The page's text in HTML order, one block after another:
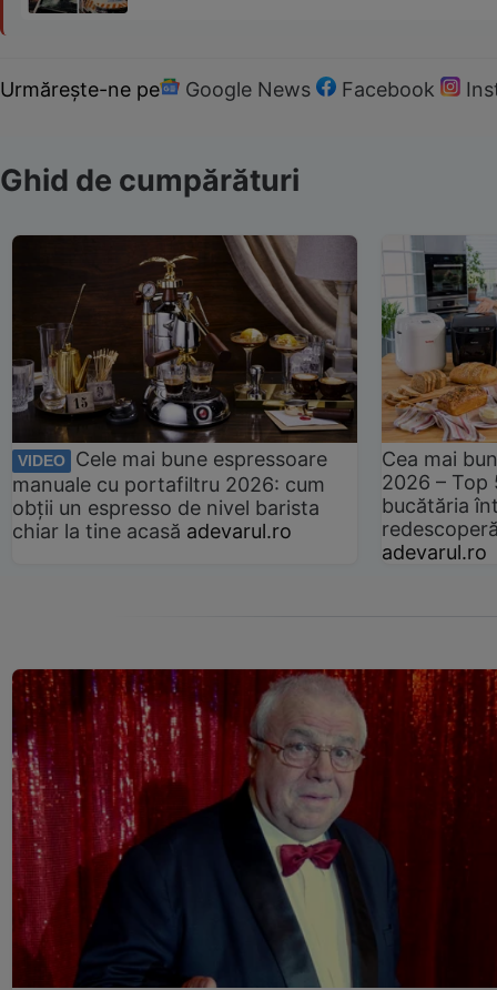
Urmărește-ne pe Google News Facebook
Ghid de cumpărături
VIDEO
Cele mai bune espressoare
manuale cu portafiltru 2026: cum
obții un espresso de nivel barista
chiar la tine acasă adevarul.ro
Cea mai
2026 –
bucătăria
adevarul.ro